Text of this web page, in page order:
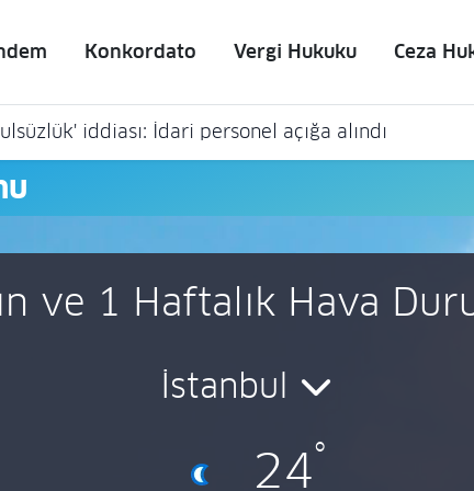
Konkordato Vergi Hukuku Ceza
iddiası: İdari personel açığa alındı
ve 1 Haftalık Hava
İstanbul
24°